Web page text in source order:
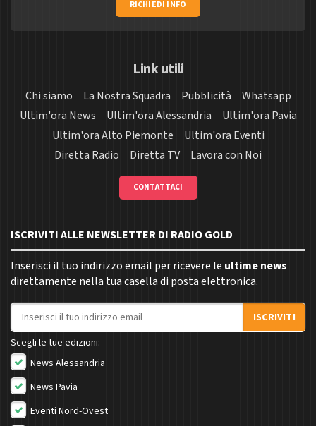
RICHIEDI INFO
Link utili
Chi siamo La Nostra Squadra Pubblicità
Whatsapp
Ultim'ora News
Ultim'ora Alessandria
Ultim'ora Pavia
Ultim'ora Alto Piemonte
Ultim'ora Eventi
Diretta Radio
Diretta TV Lavora con Noi
CONTATTACI
ISCRIVITI ALLE NEWSLETTER DI RADIO GOLD
Inserisci il tuo indirizzo email per ricevere le ultime news
direttamente nella tua casella di posta elettronica.
Indirizzo email
ISCRIVITI
Scegli le tue edizioni:
News Alessandria
News Pavia
Eventi Nord-Ovest